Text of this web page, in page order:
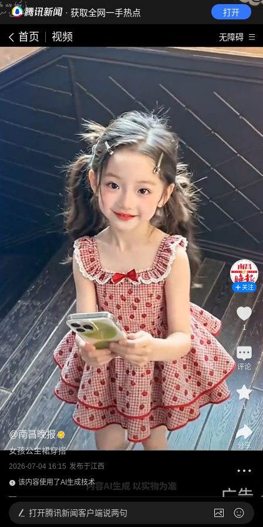
· 获取全网一手热点 打开
首页 视频 无障碍
@南昌晚报
女孩公主裙穿搭
2026-07-04 16:15 发布于江西
该内容使用了AI生成技术
关注
1
评论
1
分享
打开腾讯新闻客户端说两句